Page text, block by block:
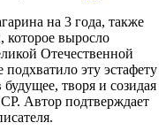
на 3 года, также
которое выросло
Отечественной
эту эстафету
творя и созидая
Автор подтверждает